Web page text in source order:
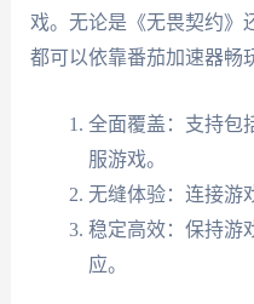
戏。无论是《无畏契约》
都可以依靠番茄加速器畅
全面覆盖：支持包
服游戏。
无缝体验：连接游
稳定高效：保持游
应。